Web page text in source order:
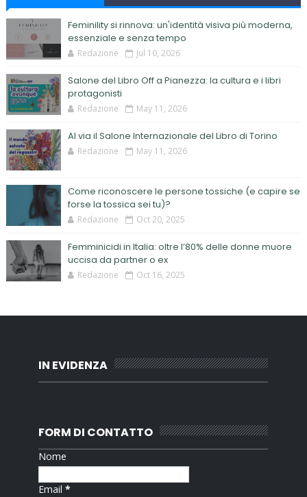
Feminility si rinnova: un'identità visiva più moderna,
essenziale e senza tempo
Redazione Jul 10, 2026
Salone del Libro Off a Pianezza: la cultura e i libri
protagonisti
Redazione May 11, 2026
Al via il Salone Internazionale del Libro di Torino
Redazione May 11, 2026
Come riconoscere le persone tossiche (e capire se
forse la tossica sei tu)?
Redazione Oct 20, 2025
Femminicidi in Italia: oltre l’80% delle donne muore
uccisa da partner o ex
Redazione Oct 16, 2025
IN EVIDENZA
FORM DI CONTATTO
Nome
Email*